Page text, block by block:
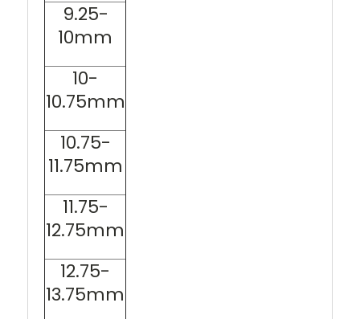
9.25-
10mm
10-
10.75mm
10.75-
11.75mm
11.75-
12.75mm
12.75-
13.75mm